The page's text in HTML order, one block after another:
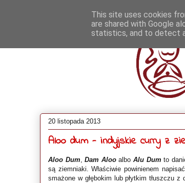
20 listopada 2013
Aloo dum - indyjskie curry z
Aloo Dum,Dam Alooalbo Alu Dum to
są ziemniaki. Właściwie powinienem
smażone w głębokim lub płytkim tłuszczu
This site uses cookies
are shared with Google
statistics, and to detect